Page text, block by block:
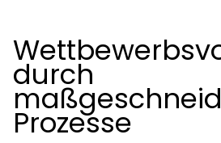
durch
Prozesse